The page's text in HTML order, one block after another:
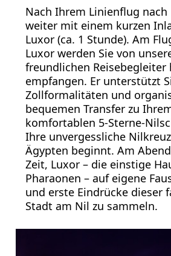
Nach Ihrem Linienflug nach
weiter mit einem kurzen
Luxor (ca. 1 Stunde). Am
Luxor werden Sie von
freundlichen Reisebegleiter
empfangen. Er unterstützt
Zollformalitäten und
bequemen Transfer zu
komfortablen 5-Sterne-
Ihre unvergessliche
Ägypten beginnt. Am
Zeit, Luxor – die einstige
Pharaonen – auf eigene
und erste Eindrücke dieser
Stadt am Nil zu sammeln.